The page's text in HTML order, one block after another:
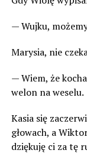
— Wujku,
Marysia, nie
— Wiem, że
welon na weselu.
Kasia się
głowach, a
dziękuję ci za tę